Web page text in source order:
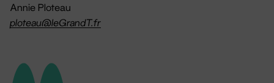
Annie Ploteau
ploteau@leGrandT.fr